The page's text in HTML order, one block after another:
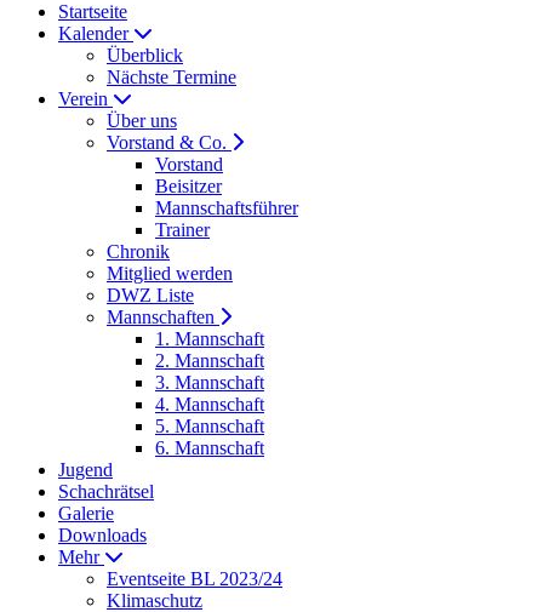
Startseite
Kalender
Überblick
Nächste Termine
Verein
Über uns
Vorstand & Co.
Vorstand
Beisitzer
Mannschaftsführer
Trainer
Chronik
Mitglied werden
DWZ Liste
Mannschaften
1. Mannschaft
2. Mannschaft
3. Mannschaft
4. Mannschaft
5. Mannschaft
6. Mannschaft
Jugend
Schachrätsel
Galerie
Downloads
Mehr
Eventseite BL 2023/24
Klimaschutz